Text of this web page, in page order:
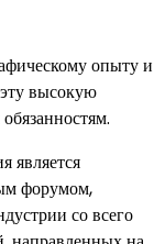
опыту и
высокую
является
форумом,
со всего